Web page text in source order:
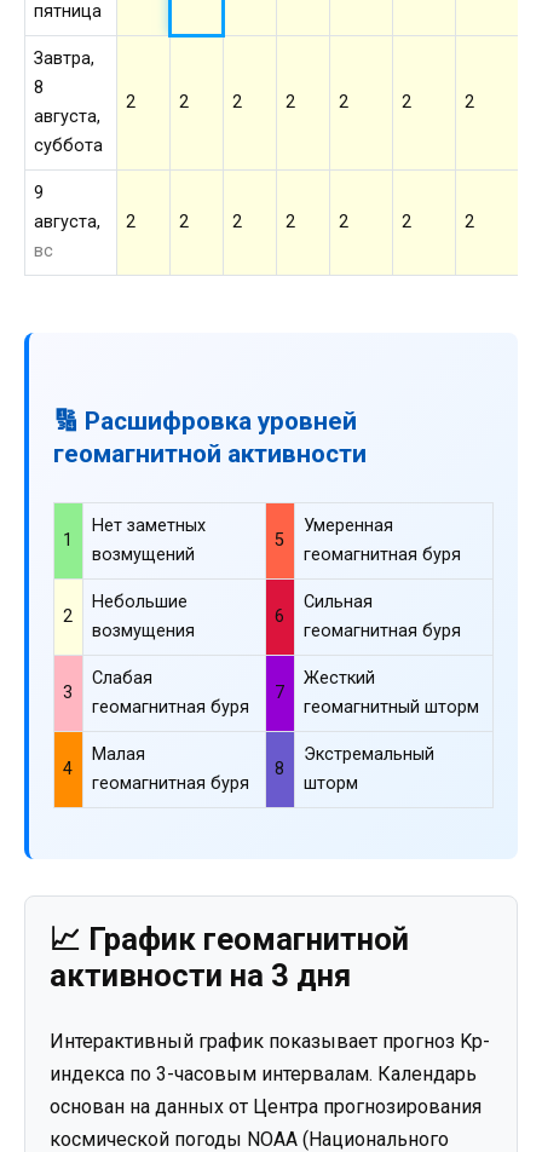
пятница
Завтра,
8
августа,
суббота
2 2 2 2 2 2 2
9
августа,
вс
2 2 2 2 2 2 2
🔢 Расшифровка уровней
геомагнитной активности
1
Нет заметных
возмущений
5
Умеренная
геомагнитная буря
2
Небольшие
возмущения
6
Сильная
геомагнитная буря
3
Слабая
геомагнитная буря
7
Жесткий
геомагнитный шторм
4
Малая
геомагнитная буря
8
Экстремальный
шторм
📈 График геомагнитной
активности на 3 дня
Интерактивный график показывает прогноз Kp-
индекса по 3-часовым интервалам. Календарь
основан на данных от Центра прогнозирования
космической погоды NOAA (Национального